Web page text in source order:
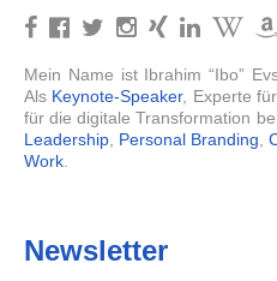
Mein Name ist Ibrahim “Ibo”
Als Keynote-Speaker, Experte
für die digitale Transformation
Leadership Personal Branding
Work
Newsletter